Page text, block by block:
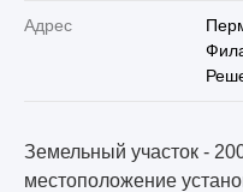
Адрес
Земельный участок -
местоположение